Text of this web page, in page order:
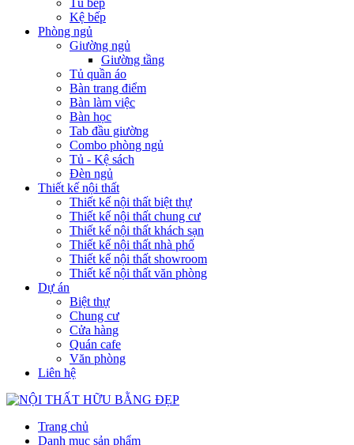
Tủ bếp
Kệ bếp
Phòng ngủ
Giường ngủ
Giường tầng
Tủ quần áo
Bàn trang điểm
Bàn làm việc
Bàn học
Tab đầu giường
Combo phòng ngủ
Tủ - Kệ sách
Đèn ngủ
Thiết kế nội thất
Thiết kế nội thất biệt thự
Thiết kế nội thất chung cư
Thiết kế nội thất khách sạn
Thiết kế nội thất nhà phố
Thiết kế nội thất showroom
Thiết kế nội thất văn phòng
Dự án
Biệt thự
Chung cư
Cửa hàng
Quán cafe
Văn phòng
Liên hệ
Trang chủ
Danh mục sản phẩm